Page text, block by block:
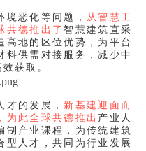
恶化等问题， 从智慧工
共德推出了 智慧建筑直采
高地的区位优势，为平台
料供需对接服务，减少中
获取。
的发展， 新基建迎面而
为此全球共德推出 产业人
制产业课程，为传统建筑
型人才，共同为行业发展